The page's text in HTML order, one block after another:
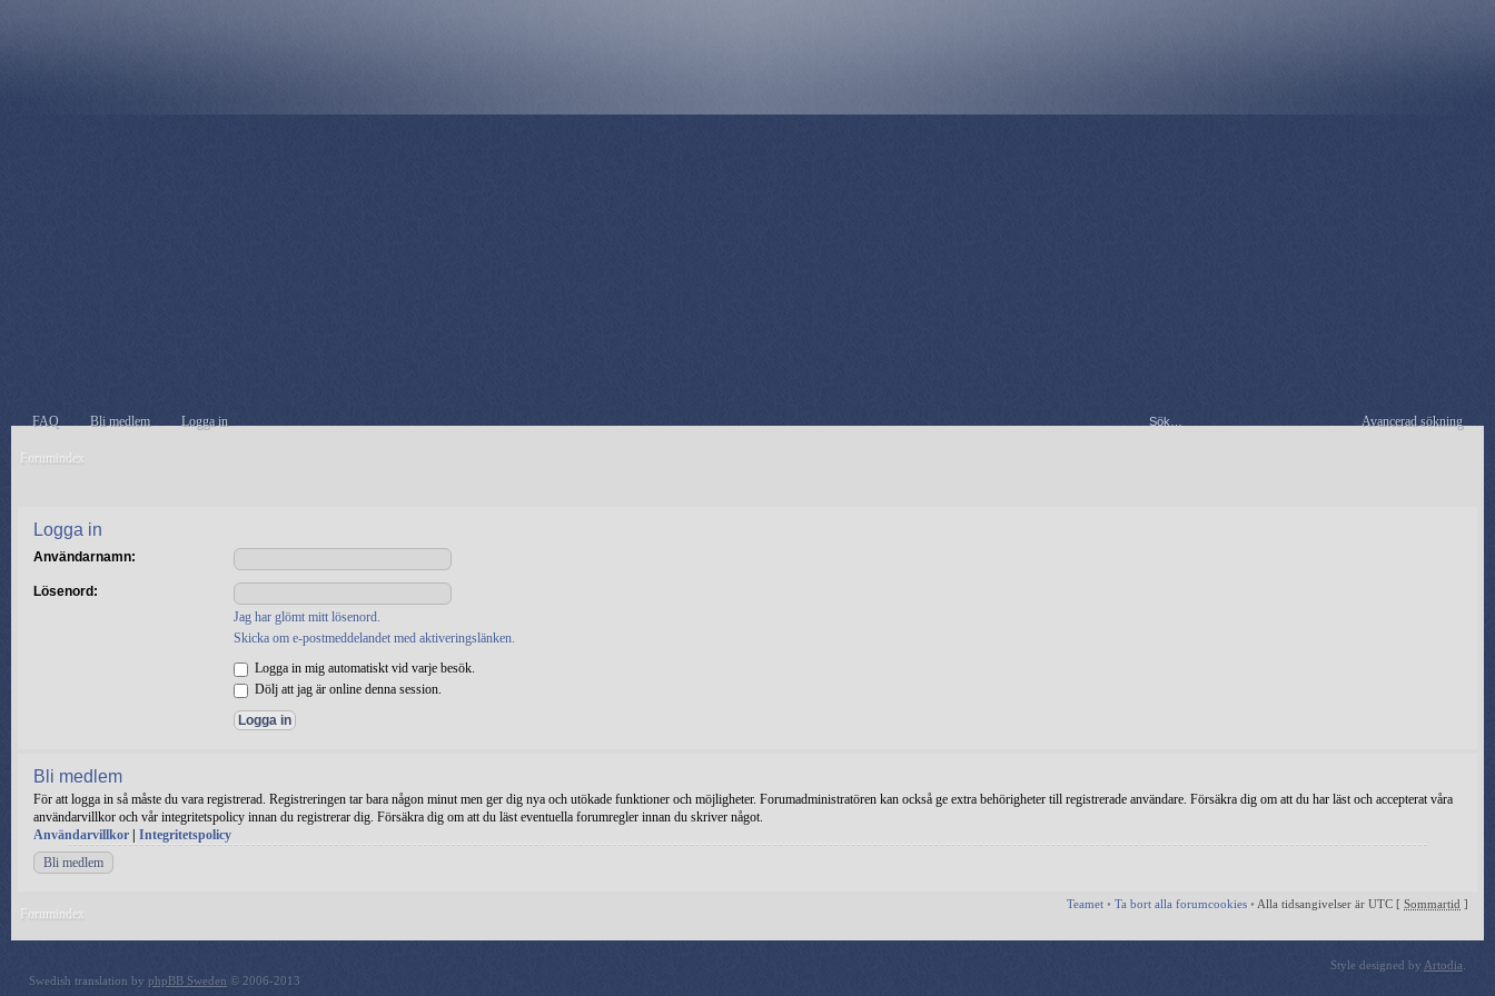
FAQ Bli medlem Logga in Avancerad sökning
Forumindex
Logga in
Användarnamn:
Lösenord:
Jag har glömt mitt lösenord.
Skicka om e-postmeddelandet med aktiveringslänken.
Logga in mig automatiskt vid varje besök.
Dölj att jag är online denna session.
Bli medlem
För att logga in så måste du vara registrerad. Registreringen tar bara någon minut men ger dig nya och utökade funktioner och möjligheter. Forumadministratören kan också ge extra behörigheter till registrerade användare. Försäkra dig om att du har läst och accepterat våra
användarvillkor och vår integritetspolicy innan du registrerar dig. Försäkra dig om att du läst eventuella forumregler innan du skriver något.
Användarvillkor
Integritetspolicy
Bli medlem
Teamet • Ta bort alla forumcookies • Alla tidsangivelser är UTC [ Sommartid ]
Forumindex
Swedish translation by phpBB Sweden © 2006-2013
Style designed by Artodia